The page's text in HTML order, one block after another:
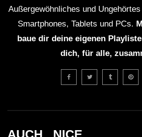
Dub Techno Music
KIRILL MATVEEV –
Außergewöhnliches und
Smartphones, Tablets und PCs.
baue dir deine eigenen
dich, für alle,